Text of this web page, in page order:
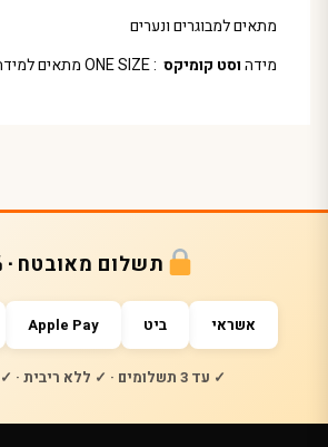
מתאים למבוגרים ונערים
מידהוסט קומיקס : ONE SIZE מתאים למידה L-XL
תשלום מאובטח · 100%
אשראי ביט Apple Pay
✓ עד 3 תשלומים · ✓ ללא ריבית · ✓ ניתן לפצל